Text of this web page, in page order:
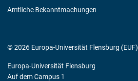
Amtliche Bekanntmachungen
© 2026 Europa-Universität Flensburg (EUF)
Europa-Universität Flensburg
Auf dem Campus 1